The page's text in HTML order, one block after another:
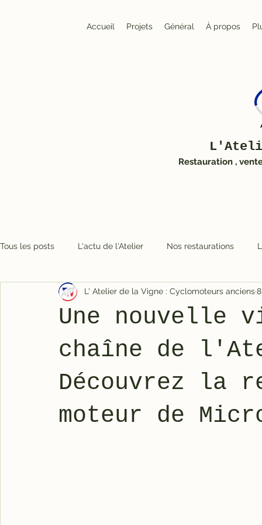
Accueil Projets Général À propos
Restauration ,
Tous les posts L'actu de l'Atelier Nos restaurations
Une nouvelle
chaîne de
Découvrez la
moteur de
L' Atelier de la Vigne : Cyclomoteurs anciens